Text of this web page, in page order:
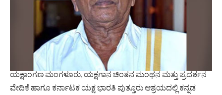
ಯಕ್ಷಾಂಗಣ ಮಂಗಳೂರು, ಯಕ್ಷಗಾನ ಚಿಂತನ ಮಂಥನ ಮತ್ತು ಪ್ರದರ್ಶನ
ವೇದಿಕೆ ಹಾಗೂ ಕರ್ನಾಟಕ ಯಕ್ಷ ಭಾರತಿ ಪುತ್ತೂರು ಆಶ್ರಯದಲ್ಲಿ ಕನ್ನಡ